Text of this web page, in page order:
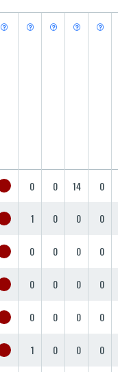
    
0 0 14 0
1 0 0 0
0 0 0 0
0 0 0 0
0 0 0 0
1 0 0 0